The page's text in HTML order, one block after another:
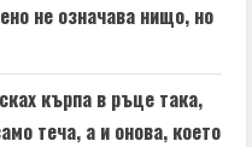
не означава нищо, но
кърпа в ръце така,
теча, а и онова, което